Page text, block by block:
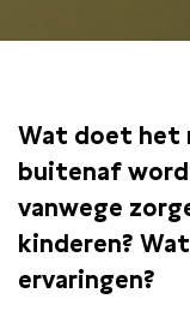
Wat doet het
buitenaf
vanwege
kinderen?
ervaringen?